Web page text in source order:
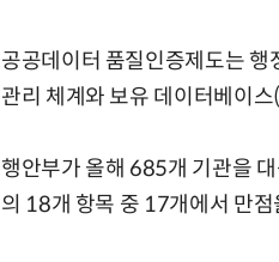
공공데이터 품질인증제도는 행
관리 체계와 보유 데이터베이
행안부가 올해 685개 기관을
의 18개 항목 중 17개에서 만